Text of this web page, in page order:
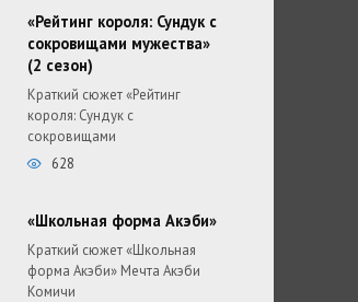
«Рейтинг короля: Сундук с
сокровищами мужества»
(2 сезон)
Краткий сюжет «Рейтинг
короля: Сундук с
сокровищами
628
«Школьная форма Акэби»
Краткий сюжет «Школьная
форма Акэби» Мечта Акэби
Комичи